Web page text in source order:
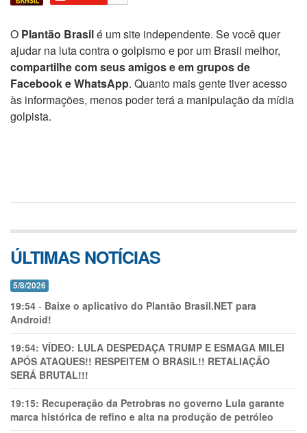
O Plantão Brasilé um site independente. Se você quer
ajudar na luta contra o golpismo e por um Brasil melhor,
compartilhe com seus amigos e em grupos de
Facebook e WhatsApp. Quanto mais gente tiver acesso
às informações, menos poder terá a manipulação da mídia
golpista.
ÚLTIMAS NOTÍCIAS
5/8/2026
19:54 - Baixe o aplicativo do Plantão Brasil.NET para
Android!
19:54: VÍDEO: LULA DESPEDAÇA TRUMP E ESMAGA MILEI
APÓS ATAQUES!! RESPEITEM O BRASIL!! RETALIAÇÃO
SERÁ BRUTAL!!!
19:15: Recuperação da Petrobras no governo Lula garante
marca histórica de refino e alta na produção de petróleo